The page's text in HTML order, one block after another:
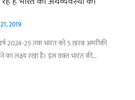
2019
वर्ष 2024-25 तक भारत को 5 ख़रब अमरीकी
का लक्ष्य रखा है। इस वक़्त भारत की…